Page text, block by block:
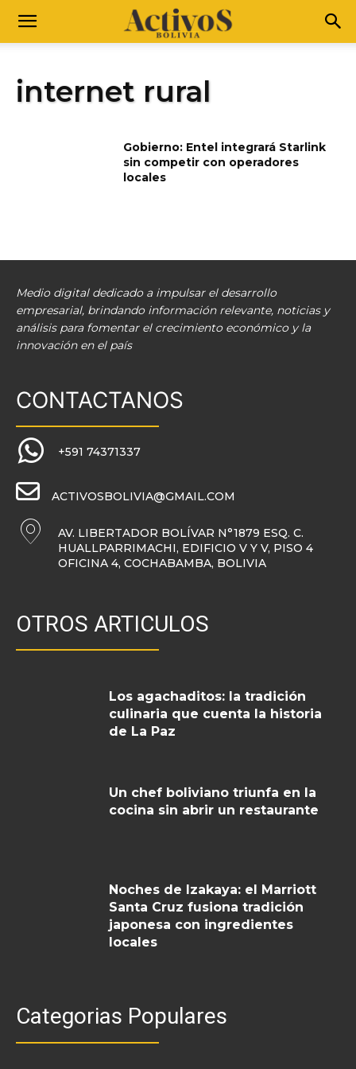
internet rural
Gobierno: Entel integrará Starlink
sin competir con operadores
locales
Medio digital dedicado a impulsar el desarrollo
empresarial, brindando información relevante, noticias y
análisis para fomentar el crecimiento económico y la
innovación en el país
CONTACTANOS
+591 74371337
ACTIVOSBOLIVIA@GMAIL.COM
AV. LIBERTADOR BOLÍVAR N°1879 ESQ. C.
HUALLPARRIMACHI, EDIFICIO V Y V, PISO 4
OFICINA 4, COCHABAMBA, BOLIVIA
OTROS ARTICULOS
Los agachaditos: la tradición
culinaria que cuenta la historia
de La Paz
Un chef boliviano triunfa en la
cocina sin abrir un restaurante
Noches de Izakaya: el Marriott
Santa Cruz fusiona tradición
japonesa con ingredientes
locales
Categorias Populares